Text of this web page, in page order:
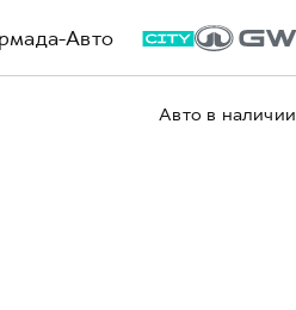
Авто
Авто в наличии